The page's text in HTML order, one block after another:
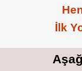
İlk